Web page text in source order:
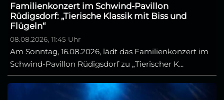
Familienkonzert im Schwind-Pavillon
Rüdigsdorf: „Tierische Klassik mit Biss und
Flügeln“
08.08.2026, 11:45 Uhr
Am Sonntag, 16.08.2026, lädt das Familienkonzert im
Schwind-Pavillon Rüdigsdorf zu „Tierischer K...